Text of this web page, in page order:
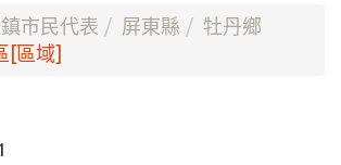
市民代表 屏東縣
牡丹鄉
[區域]